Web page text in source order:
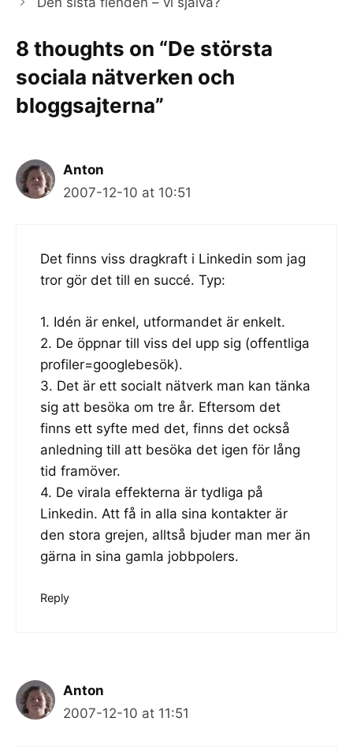
8 thoughts on “De största
sociala nätverken och
bloggsajterna”
Anton
2007-12-10 at 10:51
Det finns viss dragkraft i Linkedin som jag
tror gör det till en succé. Typ:
1. Idén är enkel, utformandet är enkelt.
2. De öppnar till viss del upp sig (offentliga
profiler=googlebesök).
3. Det är ett socialt nätverk man kan tänka
sig att besöka om tre år. Eftersom det
finns ett syfte med det, finns det också
anledning till att besöka det igen för lång
tid framöver.
4. De virala effekterna är tydliga på
Linkedin. Att få in alla sina kontakter är
den stora grejen, alltså bjuder man mer än
gärna in sina gamla jobbpolers.
Reply
Anton
2007-12-10 at 11:51